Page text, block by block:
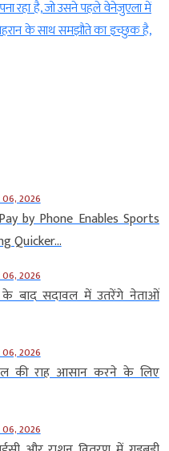
रहा है, जो उसने पहले वेनेजुएला में
तेहरान के साथ समझौते का इच्छुक है,
2026
by Phone Enables Sports
Quicker...
2026
बाद सदावल में उतरेंगे नेताओं
2026
की राह आसान करने के लिए
2026